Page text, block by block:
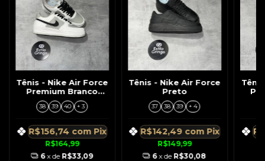
Tênis - Nike Air Force
Premium Branco
c/Cinza Símbolo
Preto
38 39 40 + 3
R$164,99
R$156,74 com Pix
6 x de R$33,09
Tênis - Nike Air Force
Preto
37 38 39 + 4
R$149,99
R$142,49 com Pix
6 x de R$30,08